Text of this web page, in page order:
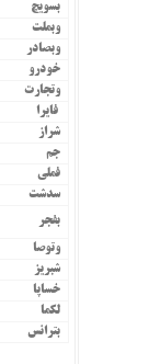
بسویچ
وبملت
وبصادر
خودرو
وتجارت
فایرا
شراز
جم
فملی
سدشت
بفجر
وتوصا
شبریز
خساپا
لکما
بترانس